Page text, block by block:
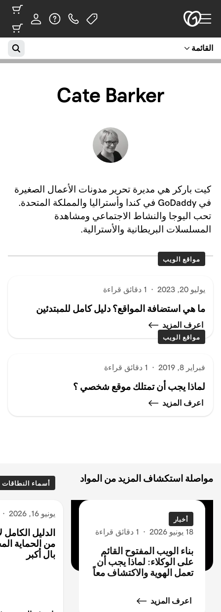
القائمة
Cate Barker
كيت باركر هي مديرة تحرير مدونات الأعمال الصغيرة
في GoDaddy في كندا وأستراليا والمملكة المتحدة.
تحب اليوجا والنشاط الاجتماعي ومشاهدة
المسلسلات البريطانية والأسترالية.
مواقع الويب
يوليو 20, 2023 · 1 دقائق قراءة
ما هي استضافة المواقع؟ دليل كامل للمبتدئين
اعرف المزيد
مواقع الويب
فبراير 8, 2019 · 1 دقائق قراءة
لماذا يجب أن تمتلك موقع شخصي ؟
اعرف المزيد
مواصلة استكشاف المزيد من المواد
أخبار
18 يونيو 2026 · 1 دقائق قراءة
بناء الويب المفتوح القائم
على الوكلاء: لماذا يجب أن
تعمل الهوية والاكتشاف معاً
اعرف المزيد
أسماء النطاقات
يونيو 16, 2026 ·
الدليل
من الحماية
بال أكبر